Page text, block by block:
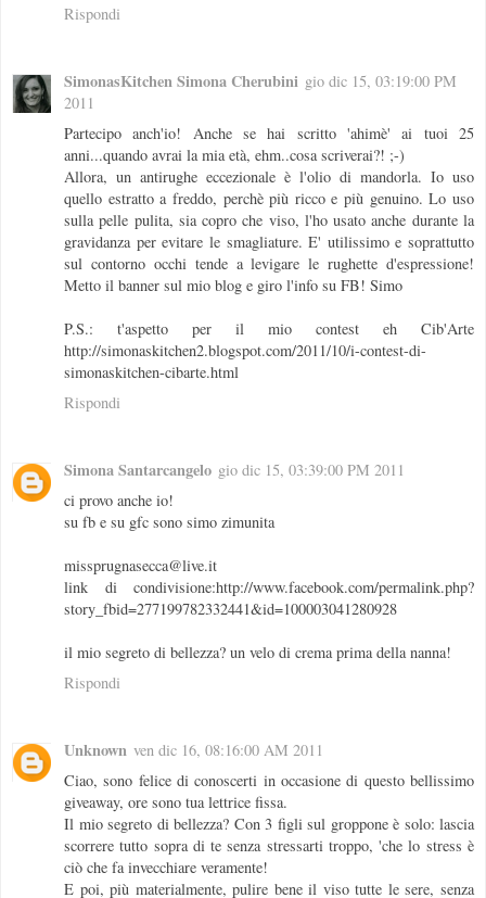
Rispondi
SimonasKitchen Simona Cherubini gio dic 15, 03:19:00 PM
2011
Partecipo anch'io! Anche se hai scritto 'ahimè' ai tuoi 25
anni...quando avrai la mia età, ehm..cosa scriverai?! ;-)
Allora, un antirughe eccezionale è l'olio di mandorla. Io uso
quello estratto a freddo, perchè più ricco e più genuino. Lo uso
sulla pelle pulita, sia copro che viso, l'ho usato anche durante la
gravidanza per evitare le smagliature. E' utilissimo e soprattutto
sul contorno occhi tende a levigare le rughette d'espressione!
Metto il banner sul mio blog e giro l'info su FB! Simo
P.S.: t'aspetto per il mio contest eh Cib'Arte
http://simonaskitchen2.blogspot.com/2011/10/i-contest-di-
simonaskitchen-cibarte.html
Rispondi
Simona Santarcangelo gio dic 15, 03:39:00 PM 2011
ci provo anche io!
su fb e su gfc sono simo zimunita
missprugnasecca@live.it
link di condivisione:http://www.facebook.com/permalink.php?
story_fbid=277199782332441&id=100003041280928
il mio segreto di bellezza? un velo di crema prima della nanna!
Rispondi
Unknown ven dic 16, 08:16:00 AM 2011
Ciao, sono felice di conoscerti in occasione di questo bellissimo
giveaway, ore sono tua lettrice fissa.
Il mio segreto di bellezza? Con 3 figli sul groppone è solo: lascia
scorrere tutto sopra di te senza stressarti troppo, 'che lo stress è
ciò che fa invecchiare veramente!
E poi, più materialmente, pulire bene il viso tutte le sere, senza